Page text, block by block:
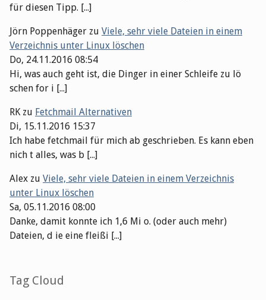
für diesen Tipp. [...]
Jörn Poppenhäger zu Viele, sehr viele Dateien in einem
Verzeichnis unter Linux löschen
Do, 24.11.2016 08:54
Hi, was auch geht ist, die Dinger in einer Schleife zu lö
schen for i [...]
RKzu Fetchmail Alternativen
Di, 15.11.2016 15:37
Ich habe fetchmail für mich ab geschrieben. Es kann eben
nich t alles, was b [...]
Alex zu Viele, sehr viele Dateien in einem Verzeichnis
unter Linux löschen
Sa, 05.11.2016 08:00
Danke, damit konnte ich 1,6 Mi o. (oder auch mehr)
Dateien, d ie eine fleißi [...]
Tag Cloud